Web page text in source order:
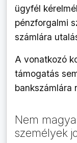
ügyfél
pénzforgalmi
számlára
A vonatkozó
támogatás
bankszámlára
Nem
személyek